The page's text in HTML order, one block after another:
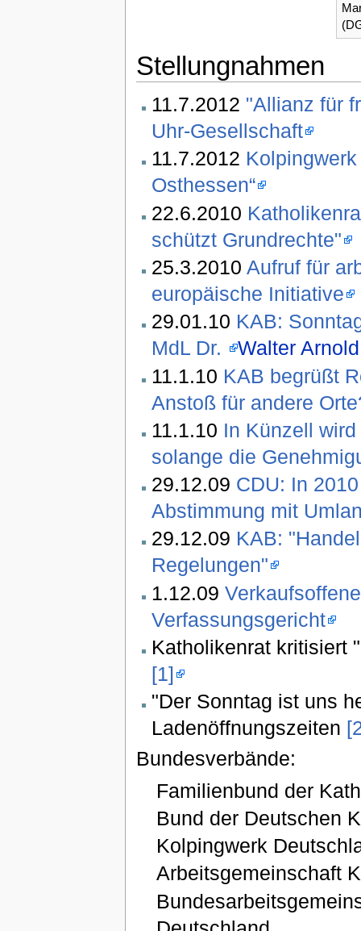
Stellungnahmen
11.7.2012 "Allianz für
Uhr-Gesellschaft
11.7.2012
Osthessen“
22.6.2010
schützt Grundrechte"
25.3.2010 Aufruf für
europäische Initiative
29.01.10 KAB:
MdL Dr.
Walter Arnold
11.1.10 KAB begrüßt
Anstoß für andere
11.1.10 In Künzell
solange die
29.12.09 CDU: In
Abstimmung mit
29.12.09 KAB:
Regelungen"
1.12.09
Verfassungsgericht
Katholikenrat kritisiert
[1]
"Der Sonntag ist uns
Ladenöffnungszeiten
Bundesverbände:
Familienbund der
Bund der Deutschen
Kolpingwerk
Arbeitsgemeinschaft